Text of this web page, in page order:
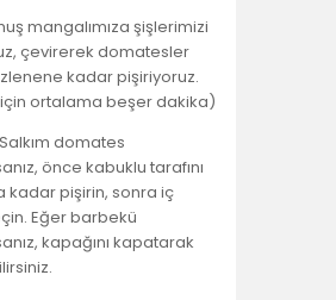
mangalımıza şişlerimizi
çevirerek domatesler
kadar pişiriyoruz.
için ortalama beşer dakika)
​Salkım domates
önce kabuklu tarafını
kadar pişirin, sonra iç
Eğer barbekü
kapağını kapatarak